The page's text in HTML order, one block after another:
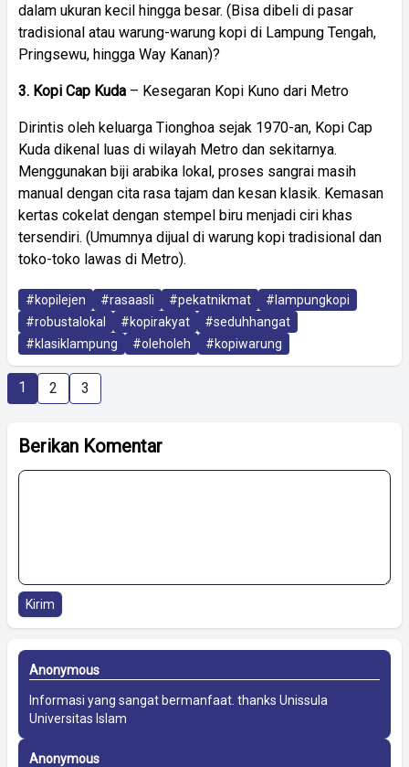
dalam ukuran kecil hingga besar. (Bisa dibeli di pasar
tradisional atau warung-warung kopi di Lampung Tengah,
Pringsewu, hingga Way Kanan)?
3. Kopi Cap Kuda – Kesegaran Kopi Kuno dari Metro
Dirintis oleh keluarga Tionghoa sejak 1970-an, Kopi Cap
Kuda dikenal luas di wilayah Metro dan sekitarnya.
Menggunakan biji arabika lokal, proses sangrai masih
manual dengan cita rasa tajam dan kesan klasik. Kemasan
kertas cokelat dengan stempel biru menjadi ciri khas
tersendiri. (Umumnya dijual di warung kopi tradisional dan
toko-toko lawas di Metro).
#kopilejen #rasaasli #pekatnikmat
#lampungkopi
#robustalokal
#kopirakyat
#seduhhangat
#klasiklampung
#oleholeh #kopiwarung
1 2 3
Berikan Komentar
Kirim
Anonymous
Informasi yang sangat bermanfaat. thanks Unissula
Universitas Islam
Anonymous